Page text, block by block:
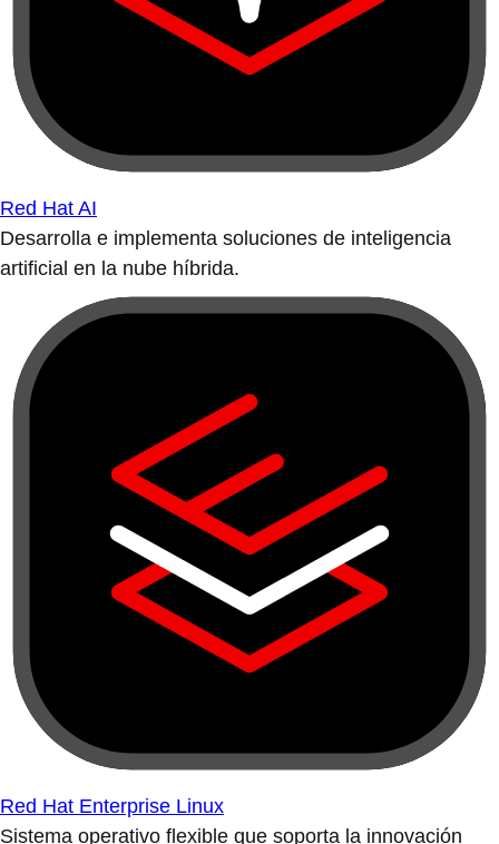
Red Hat Enterprise Linux
Sistema operativo flexible que soporta la innovación
con la nube híbrida.